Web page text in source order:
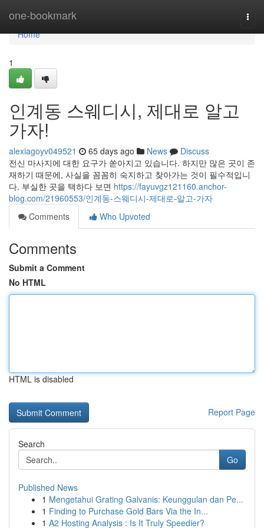
one-bookmark
Home
Home
1
인계동 스웨디시, 제대로 알고
가자!
alexiagoyv049521 65 days ago News
Discuss
전신 마사지에 대한 요구가 쏟아지고 있습니다. 하지만 많은 곳이 존
재하기 때문에, 사실을 꼼꼼히 숙지하고 찾아가는 것이 필수적입니
다. 부실한 곳을 택하다 보면 https://fayuvgz121160.anchor-
blog.com/21960553/인계동-스웨디시-제대로-알고-가자
Comments
Who Upvoted
Comments
Submit a Comment
No HTML
HTML is disabled
Report Page
Search
Go
Published News
1 Mengetahui Grating Galvanis: Keunggulan dan Pe...
1 Finding to Purchase Gold Bars Via the In...
1 A2 Hosting Analysis : Is It Truly Speedier?